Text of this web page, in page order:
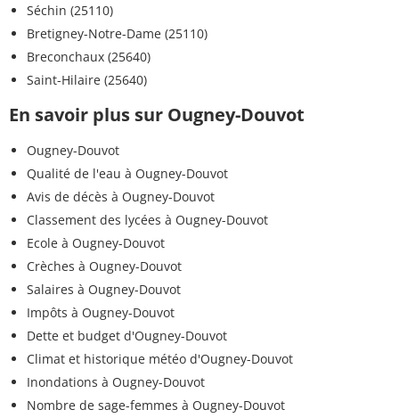
Séchin (25110)
Bretigney-Notre-Dame (25110)
Breconchaux (25640)
Saint-Hilaire (25640)
En savoir plus sur Ougney-Douvot
Ougney-Douvot
Qualité de l'eau à Ougney-Douvot
Avis de décès à Ougney-Douvot
Classement des lycées à Ougney-Douvot
Ecole à Ougney-Douvot
Crèches à Ougney-Douvot
Salaires à Ougney-Douvot
Impôts à Ougney-Douvot
Dette et budget d'Ougney-Douvot
Climat et historique météo d'Ougney-Douvot
Inondations à Ougney-Douvot
Nombre de sage-femmes à Ougney-Douvot